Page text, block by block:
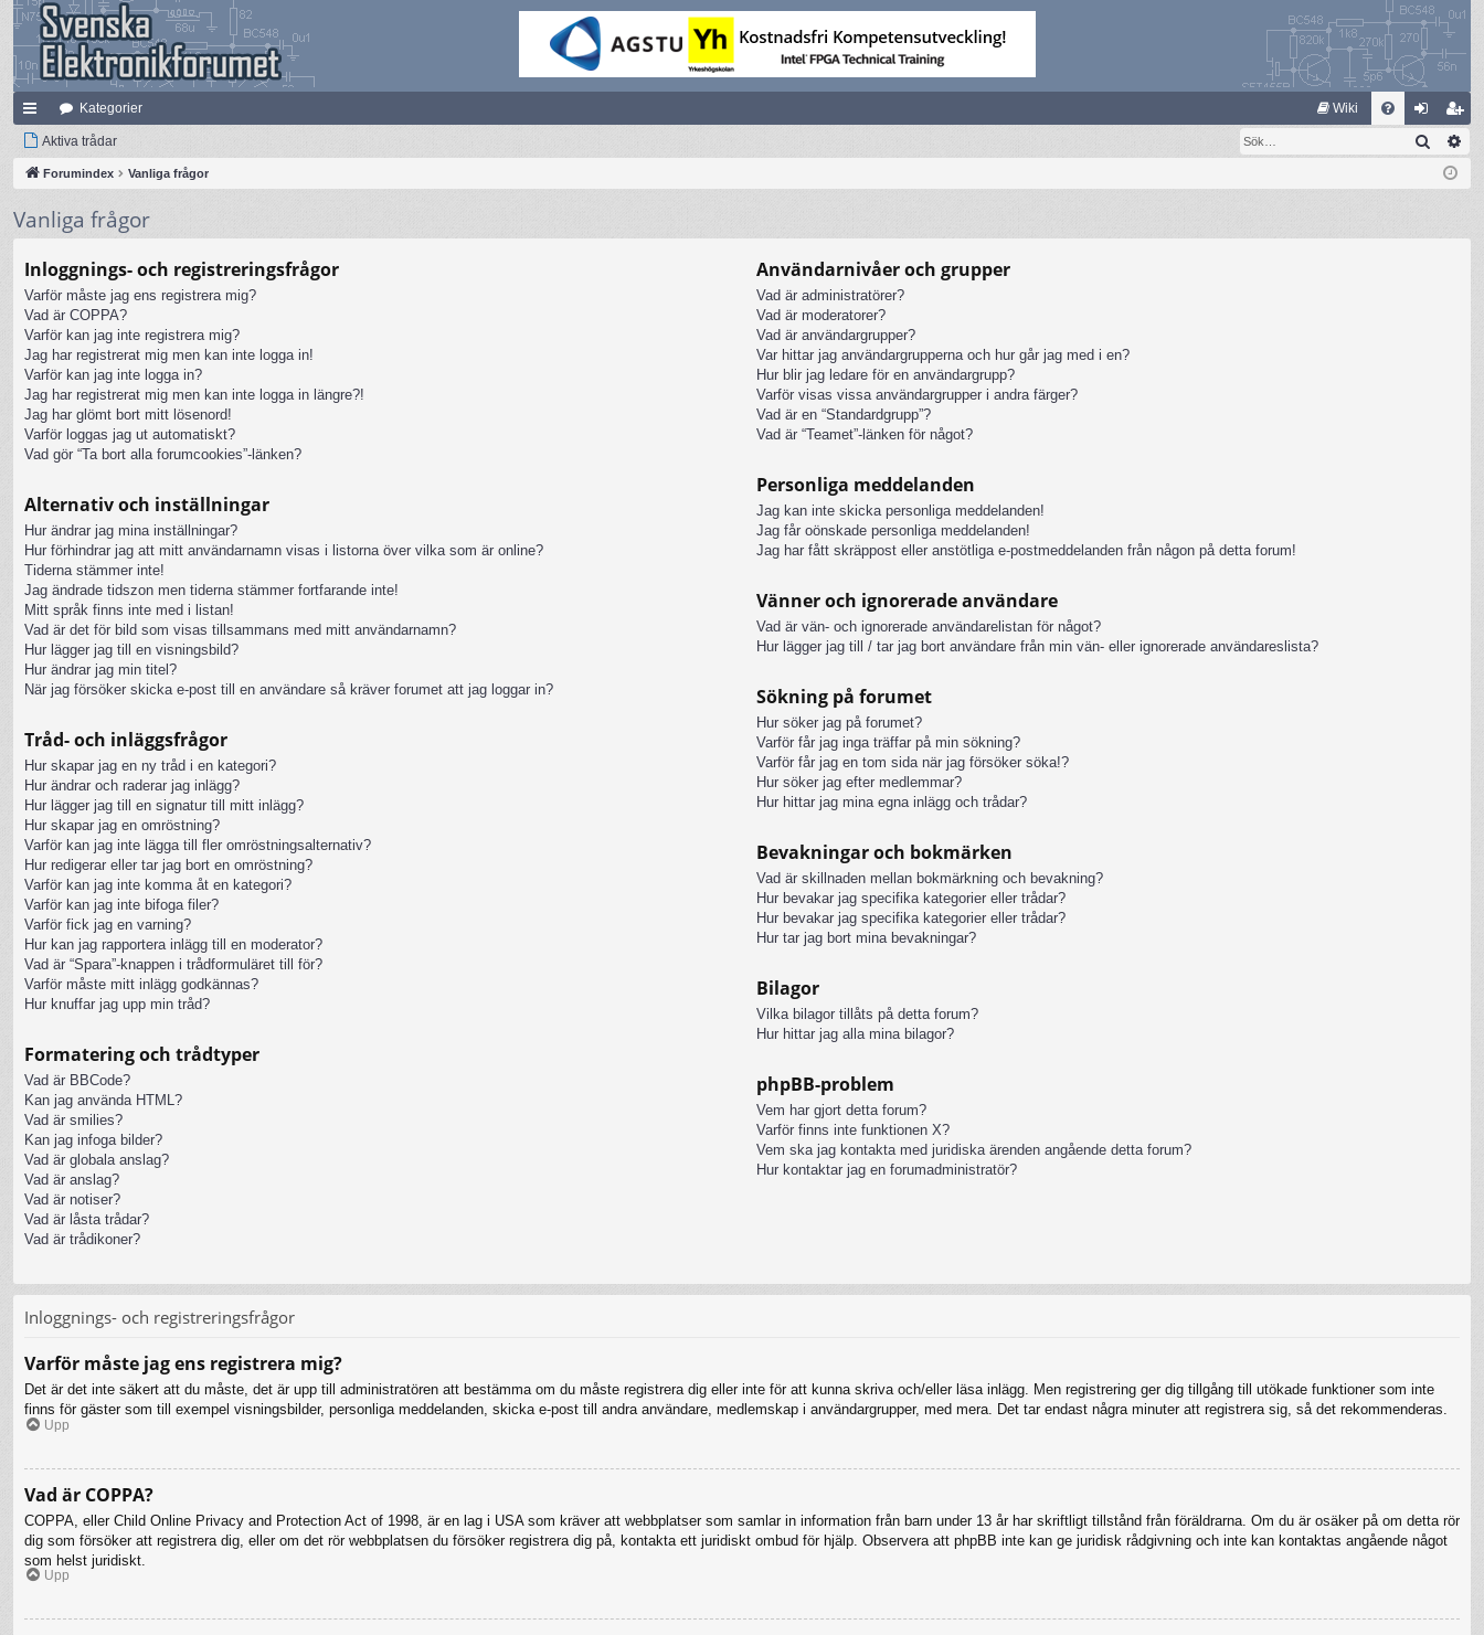
na
bb
nk
ar
Kategorier Wiki
og li
m
le
Aktiva trådar Sök
Forumindex Vanliga frågor
Vanliga frågor
Inloggnings- och registreringsfrågor
Varför måste jag ens registrera mig?
Vad är COPPA?
Varför kan jag inte registrera mig?
Jag har registrerat mig men kan inte logga in!
Varför kan jag inte logga in?
Jag har registrerat mig men kan inte logga in längre?!
Jag har glömt bort mitt lösenord!
Varför loggas jag ut automatiskt?
Vad gör “Ta bort alla forumcookies”-länken?
Alternativ och inställningar
Hur ändrar jag mina inställningar?
Hur förhindrar jag att mitt användarnamn visas i listorna över vilka som är online?
Tiderna stämmer inte!
Jag ändrade tidszon men tiderna stämmer fortfarande inte!
Mitt språk finns inte med i listan!
Vad är det för bild som visas tillsammans med mitt användarnamn?
Hur lägger jag till en visningsbild?
Hur ändrar jag min titel?
När jag försöker skicka e-post till en användare så kräver forumet att jag loggar in?
Tråd- och inläggsfrågor
Hur skapar jag en ny tråd i en kategori?
Hur ändrar och raderar jag inlägg?
Hur lägger jag till en signatur till mitt inlägg?
Hur skapar jag en omröstning?
Varför kan jag inte lägga till fler omröstningsalternativ?
Hur redigerar eller tar jag bort en omröstning?
Varför kan jag inte komma åt en kategori?
Varför kan jag inte bifoga filer?
Varför fick jag en varning?
Hur kan jag rapportera inlägg till en moderator?
Vad är “Spara”-knappen i trådformuläret till för?
Varför måste mitt inlägg godkännas?
Hur knuffar jag upp min tråd?
Formatering och trådtyper
Vad är BBCode?
Kan jag använda HTML?
Vad är smilies?
Kan jag infoga bilder?
Vad är globala anslag?
Vad är anslag?
Vad är notiser?
Vad är låsta trådar?
Vad är trådikoner?
Användarnivåer och grupper
Vad är administratörer?
Vad är moderatorer?
Vad är användargrupper?
Var hittar jag användargrupperna och hur går jag med i en?
Hur blir jag ledare för en användargrupp?
Varför visas vissa användargrupper i andra färger?
Vad är en “Standardgrupp”?
Vad är “Teamet”-länken för något?
Personliga meddelanden
Jag kan inte skicka personliga meddelanden!
Jag får oönskade personliga meddelanden!
Jag har fått skräppost eller anstötliga e-postmeddelanden från någon på detta forum!
Vänner och ignorerade användare
Vad är vän- och ignorerade användarelistan för något?
Hur lägger jag till / tar jag bort användare från min vän- eller ignorerade användareslista?
Sökning på forumet
Hur söker jag på forumet?
Varför får jag inga träffar på min sökning?
Varför får jag en tom sida när jag försöker söka!?
Hur söker jag efter medlemmar?
Hur hittar jag mina egna inlägg och trådar?
Bevakningar och bokmärken
Vad är skillnaden mellan bokmärkning och bevakning?
Hur bevakar jag specifika kategorier eller trådar?
Hur bevakar jag specifika kategorier eller trådar?
Hur tar jag bort mina bevakningar?
Bilagor
Vilka bilagor tillåts på detta forum?
Hur hittar jag alla mina bilagor?
phpBB-problem
Vem har gjort detta forum?
Varför finns inte funktionen X?
Vem ska jag kontakta med juridiska ärenden angående detta forum?
Hur kontaktar jag en forumadministratör?
Inloggnings- och registreringsfrågor
Varför måste jag ens registrera mig?
Det är det inte säkert att du måste, det är upp till administratören att bestämma om du måste registrera dig eller inte för att kunna skriva och/eller läsa inlägg. Men registrering ger dig tillgång till utökade funktioner som inte
finns för gäster som till exempel visningsbilder, personliga meddelanden, skicka e-post till andra användare, medlemskap i användargrupper, med mera. Det tar endast några minuter att registrera sig, så det rekommenderas.
Upp
Vad är COPPA?
COPPA, eller Child Online Privacy and Protection Act of 1998, är en lag i USA som kräver att webbplatser som samlar in information från barn under 13 år har skriftligt tillstånd från föräldrarna. Om du är osäker på om detta rör
dig som försöker att registrera dig, eller om det rör webbplatsen du försöker registrera dig på, kontakta ett juridiskt ombud för hjälp. Observera att phpBB inte kan ge juridisk rådgivning och inte kan kontaktas angående något
som helst juridiskt.
Upp